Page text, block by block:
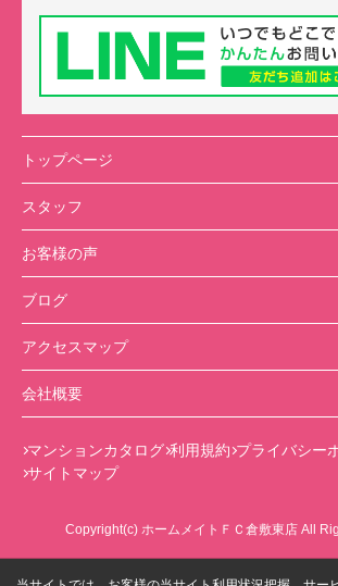
トップページ
スタッフ
お客様の声
ブログ
アクセスマップ
会社概要
マンションカタログ 利用規約 プライバシー
サイトマップ
Copyright(c) ホームメイトＦＣ倉敷東店 All